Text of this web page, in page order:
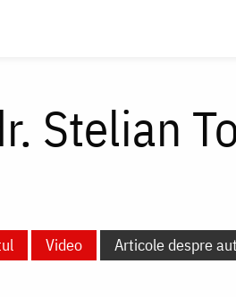
Stelian
Video Articole despre